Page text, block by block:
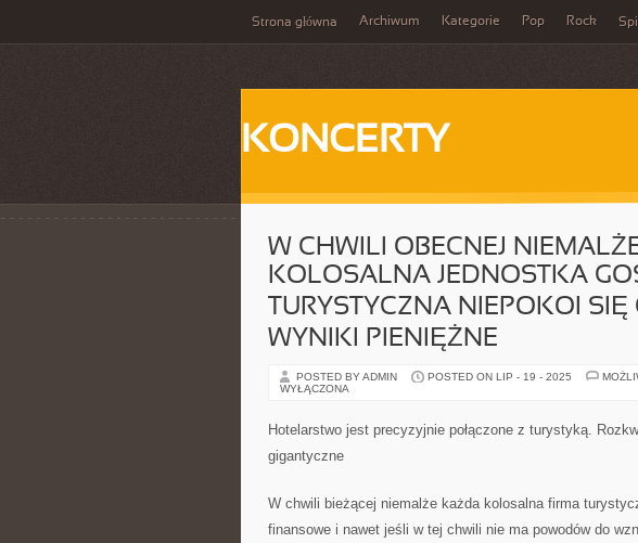
Strona główna Archiwum Kategorie Pop Rock
KONCERTY
W CHWILI OBECNEJ
KOLOSALNA JEDNOSTKA
TURYSTYCZNA NIEPOKOI
WYNIKI PIENIĘŻNE
POSTED BY ADMIN POSTED ON LIP - 19 - 2025
WYŁĄCZONA
Hotelarstwo jest precyzyjnie połączone z turystyką.
gigantyczne
W chwili bieżącej niemalże każda kolosalna firma
finansowe i nawet jeśli w tej chwili nie ma powodów do